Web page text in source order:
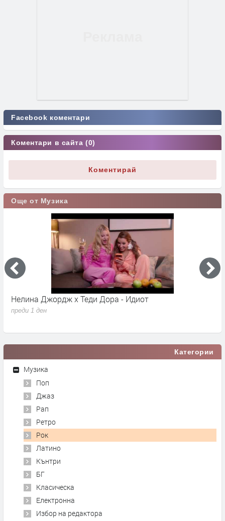
Facebook коментари
Коментари в сайта (0)
Коментирай
Още от Музика
Нелина Джордж x Теди Дора - Идиот
преди 1 ден
Категории
Музика
Поп
Джаз
Рап
Ретро
Рок
Латино
Кънтри
БГ
Класическа
Електронна
Избор на редактора